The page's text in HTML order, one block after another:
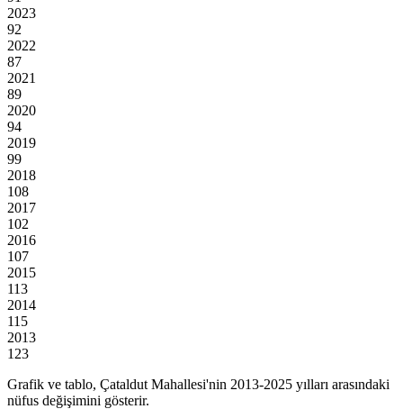
2023
92
2022
87
2021
89
2020
94
2019
99
2018
108
2017
102
2016
107
2015
113
2014
115
2013
123
Grafik ve tablo, Çataldut Mahallesi'nin 2013-2025 yılları arasındaki
nüfus değişimini gösterir.